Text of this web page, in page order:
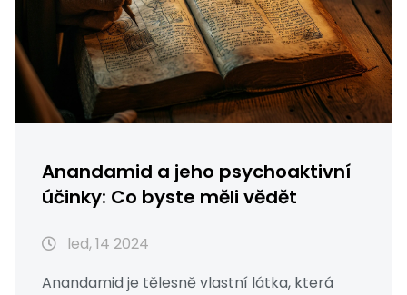
Anandamid a jeho psychoaktivní
účinky: Co byste měli vědět
led, 14 2024
Anandamid je tělesně vlastní látka, která